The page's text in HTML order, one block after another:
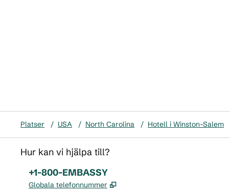
Platser / USA / North Carolina / Hotell i Winston-Salem
Hur kan vi hjälpa till?
Telefon:
+1-800-EMBASSY
Globala telefonnummer ,